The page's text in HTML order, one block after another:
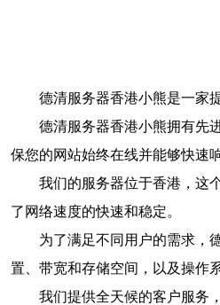
德清服务器香港小熊是一家
德清服务器香港小熊拥有先
保您的网站始终在线并能够快速响
我们的服务器位于香港，这
了网络速度的快速和稳定。
为了满足不同用户的需求，
置、带宽和存储空间，以及操作
我们提供全天候的客户服务